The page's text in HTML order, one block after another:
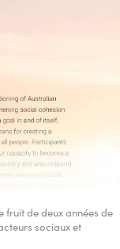
fruit de deux années de
sociaux et